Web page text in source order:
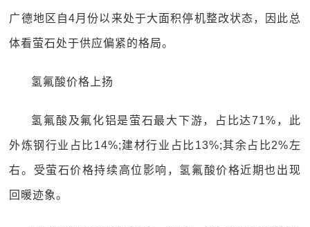
广德地区自4月份以来处于大面积停机整改状态，因此总
体看萤石处于供应偏紧的格局。
氢氟酸价格上扬
氢氟酸及氟化铝是萤石最大下游，占比达71%，此
外炼钢行业占比14%;建材行业占比13%;其余占比2%左
右。受萤石价格持续高位影响，氢氟酸价格近期也出现
回暖迹象。